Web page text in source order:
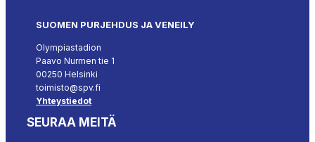
SUOMEN PURJEHDUS JA VENEILY
Olympiastadion
Paavo Nurmen tie 1
00250 Helsinki
toimisto@spv.fi
Yhteystiedot
SEURAA MEITÄ